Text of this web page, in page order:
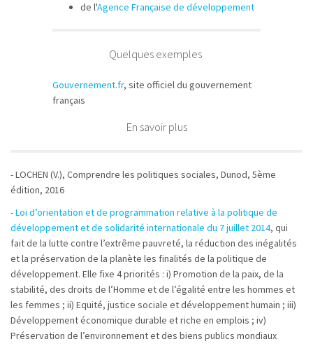
de l'Agence Française de développement
Quelques exemples
Gouvernement.fr, site officiel du gouvernement
français
En savoir plus
- LOCHEN (V.), Comprendre les politiques sociales, Dunod, 5ème
édition, 2016
-Loi d’orientation et de programmation relative à la politique de
développement et de solidarité internationale du 7 juillet 2014, qui
fait de la lutte contre l’extrême pauvreté, la réduction des inégalités
et la préservation de la planète les finalités de la politique de
développement. Elle fixe 4 priorités : i) Promotion de la paix, de la
stabilité, des droits de l’Homme et de l’égalité entre les hommes et
les femmes ; ii) Equité, justice sociale et développement humain ; iii)
Développement économique durable et riche en emplois ; iv)
Préservation de l’environnement et des biens publics mondiaux